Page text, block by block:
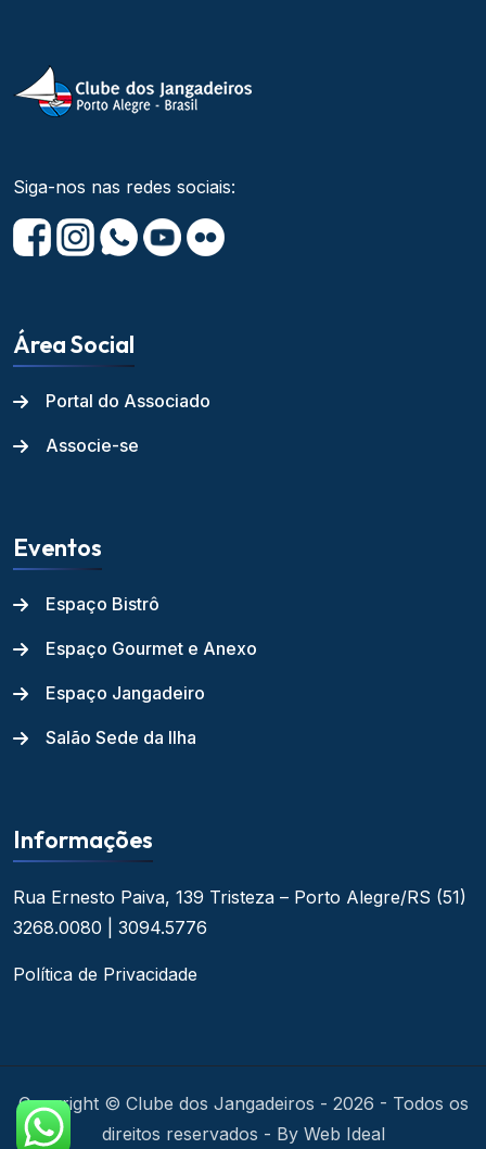
Siga-nos nas redes sociais:
Área Social
Portal do Associado
Associe-se
Eventos
Espaço Bistrô
Espaço Gourmet e Anexo
Espaço Jangadeiro
Salão Sede da Ilha
Informações
Rua Ernesto Paiva, 139 Tristeza – Porto Alegre/RS (51)
3268.0080 | 3094.5776
Política de Privacidade
Copyright © Clube dos Jangadeiros - 2026 - Todos os
direitos reservados - By Web Ideal